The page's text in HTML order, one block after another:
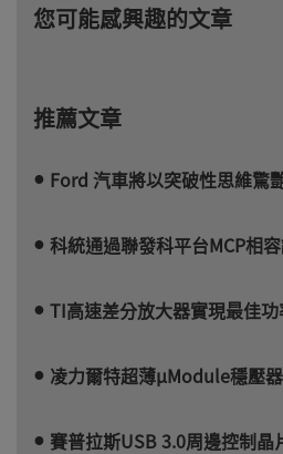
您可能感興趣的文章
推薦文章
Ford 汽車將以突破性思維驚
科統通過聯發科平台MCP相
TI高速差分放大器實現最佳
凌力爾特超薄µModule穩壓
賽普拉斯USB 3.0周邊控制晶